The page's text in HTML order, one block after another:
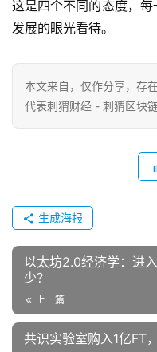
这是四个不同的态度，
发展的眼光看待。
本文来自 ，仅作分享，存
代表刺猬财经 - 刺猬区块
生成海报
以太坊2.0经济学：进
少？
上一篇
共识实验室购入1亿FT